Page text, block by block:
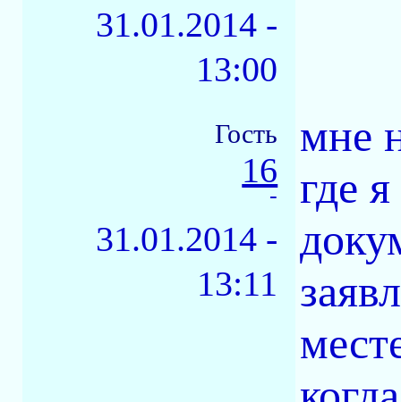
31.01.2014 -
13:00
Гость
16
-
31.01.2014 -
13:11
мне
где